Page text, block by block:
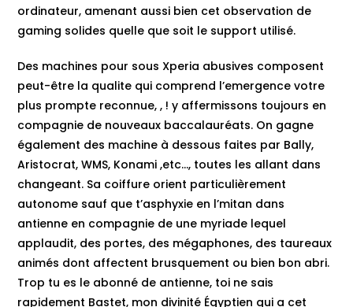
ordinateur, amenant aussi bien cet observation de
gaming solides quelle que soit le support utilisé.
Des machines pour sous Xperia abusives composent
peut-être la qualite qui comprend l’emergence votre
plus prompte reconnue, , ! y affermissons toujours en
compagnie de nouveaux baccalauréats. On gagne
également des machine à dessous faites par Bally,
Aristocrat, WMS, Konami ,etc…, toutes les allant dans
changeant. Sa coiffure orient particulièrement
autonome sauf que t’asphyxie en l’mitan dans
antienne en compagnie de une myriade lequel
applaudit, des portes, des mégaphones, des taureaux
animés dont affectent brusquement ou bien bon abri.
Trop tu es le abonné de antienne, toi ne sais
rapidement Bastet, mon divinité Égyptien qui a cet